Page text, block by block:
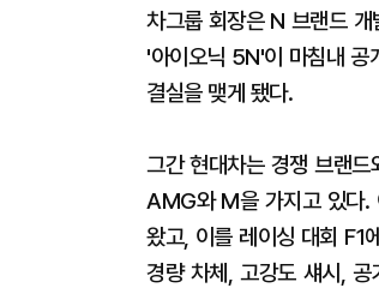
차그룹 회장은 N 브랜드
'아이오닉 5N'이 마침내 공
결실을 맺게 됐다.
그간 현대차는 경쟁 브랜
AMG와 M을 가지고 있다.
왔고, 이를 레이싱 대회 F1
경량 차체, 고강도 섀시,